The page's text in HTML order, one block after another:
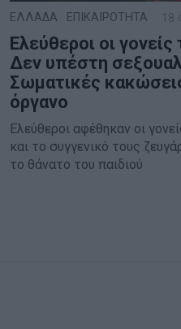
ΕΛΛΑΔΑ ΕΠΙΚΑΙΡΟΤΗΤΑ 18
Ελεύθεροι οι
Δεν υπέστη
Σωματικές
όργανο
Ελεύθεροι αφέθηκαν οι
και το συγγενικό τους
το θάνατο του παιδιού